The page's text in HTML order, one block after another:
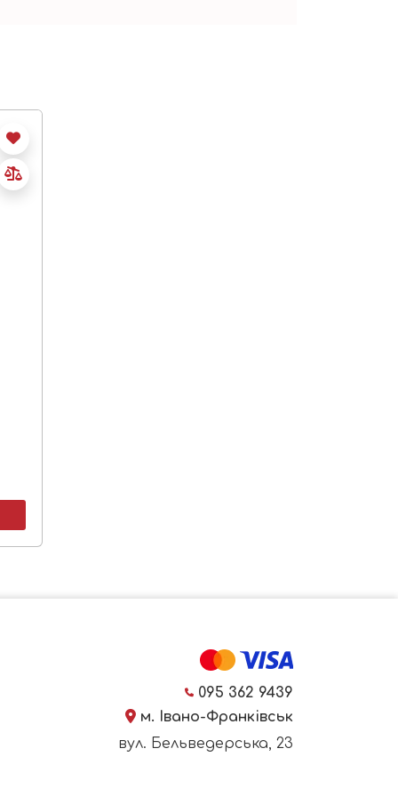
095 362 9439
м. Івано-Франківськ
вул. Бельведерська, 23